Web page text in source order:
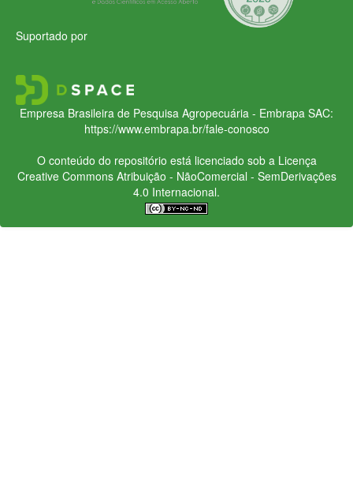
Suportado por
Empresa Brasileira de Pesquisa Agropecuária - Embrapa SAC:
https://www.embrapa.br/fale-conosco
O conteúdo do repositório está licenciado sob a Licença
Creative CommonsAtribuição - NãoComercial - SemDerivações
4.0 Internacional.